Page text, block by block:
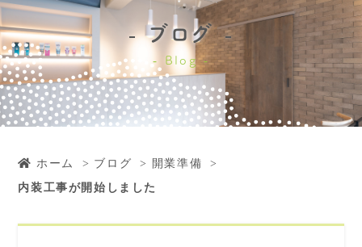
ブログ
Blog
ホーム ブログ
開業準備
内装工事が開始しました